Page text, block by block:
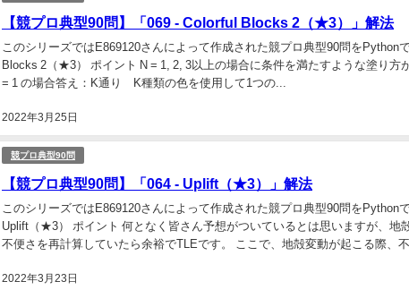
【競プロ典型90問】「069 - Colorful Blocks 2（★3）」解法
2022年3月25日
このシリーズではE869120さんによって作成された競プロ典型90問をPython
Blocks 2（★3） ポイント N = 1, 2, 3以上の場合に条件を満たすような塗り方
= 1 の場合答え：K通り K種類の色を使用して1つの...
競プロ典型90問
【競プロ典型90問】「064 - Uplift（★3）」解法
2022年3月23日
このシリーズではE869120さんによって作成された競プロ典型90問をPython
Uplift（★3） ポイント 何となく皆さん予想がついているとは思いますが、地
不便さを再計算していたら余裕でTLEです。 ここで、地殻変動が起こる際、